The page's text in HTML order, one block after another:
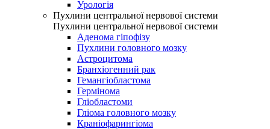
Урологія
Пухлини центральної нервової системи
Пухлини центральної нервової системи
Аденома гіпофізу
Пухлини головного мозку
Астроцитома
Бранхіогенний рак
Гемангіобластома
Гермінома
Гліобластоми
Гліома головного мозку
Краніофарингіома